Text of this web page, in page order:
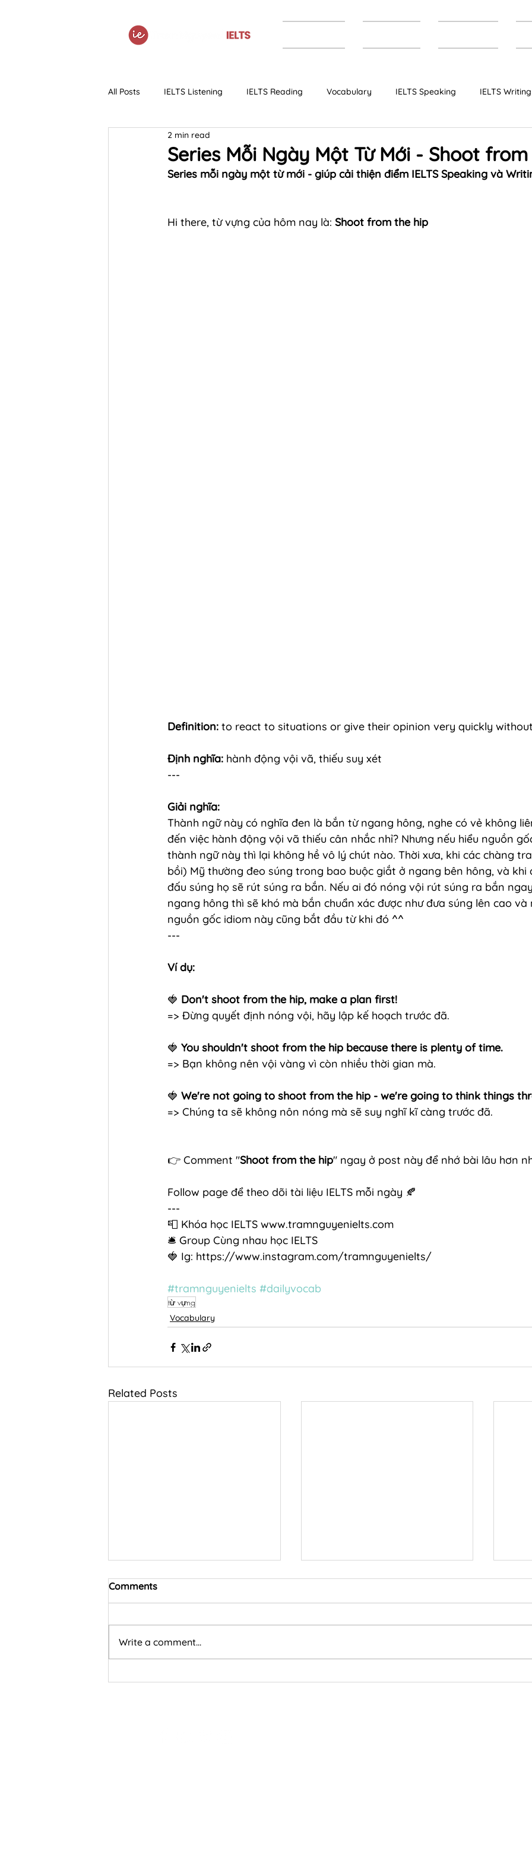
All Posts IELTS Listening IELTS Reading Vocabulary IELTS Speaking IELTS Writing
IELTS Grammar
Series Mỗi Ngày Một Từ Mới - Shoot
2 min read
Series mỗi ngày một từ mới - giúp cải thiện điểm IELTS Speaking và
Hi there, từ vựng của hôm nay là: Shoot from the hip
Definition: to react to situations or give their opinion very quickly
Định nghĩa: hành động vội vã, thiếu suy xét
---
Giải nghĩa:
Thành ngữ này có nghĩa đen là bắn từ ngang hông, nghe có vẻ không
đến việc hành động vội vã thiếu cân nhắc nhỉ? Nhưng nếu hiểu nguồn
thành ngữ này thì lại không hề vô lý chút nào. Thời xưa, khi các chàng
bồi) Mỹ thường đeo súng trong bao buộc giắt ở ngang bên hông, và khi
đấu súng họ sẽ rút súng ra bắn. Nếu ai đó nóng vội rút súng ra bắn
ngang hông thì sẽ khó mà bắn chuẩn xác được như đưa súng lên cao và
nguồn gốc idiom này cũng bắt đầu từ khi đó ^^
---
Ví dụ:
🍓 Don't shoot from the hip, make a plan first!
=> Đừng quyết định nóng vội, hãy lập kế hoạch trước đã.
🍓 You shouldn't shoot from the hip because there is plenty of time.
=> Bạn không nên vội vàng vì còn nhiều thời gian mà.
🍓 We're not going to shoot from the hip - we're going to think things
=> Chúng ta sẽ không nôn nóng mà sẽ suy nghĩ kĩ càng trước đã.
👉 Comment "Shoot from the hip" ngay ở post này để nhớ bài lâu hơn
Follow page để theo dõi tài liệu IELTS mỗi ngày 🍂
---
📮 Khóa học IELTS www.tramnguyenielts.com
🛎 Group Cùng nhau học IELTS
🍓 Ig: https://www.instagram.com/tramnguyenielts/
#tramnguyenielts #dailyvocab
từ vựng
Vocabulary
Related Posts
Comments
Write a comment...